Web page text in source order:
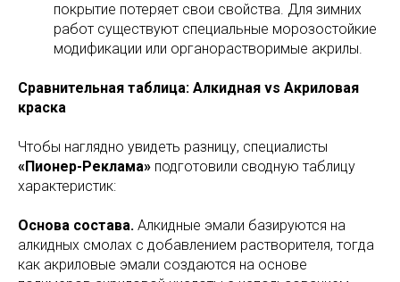
покрытие потеряет свои свойства. Для зимних
работ существуют специальные морозостойкие
модификации или органорастворимые акрилы.
Сравнительная таблица: Алкидная vs Акриловая
краска
Чтобы наглядно увидеть разницу, специалисты
«Пионер-Реклама» подготовили сводную таблицу
характеристик:
Основа состава. Алкидные эмали базируются на
алкидных смолах с добавлением растворителя, тогда
как акриловые эмали создаются на основе